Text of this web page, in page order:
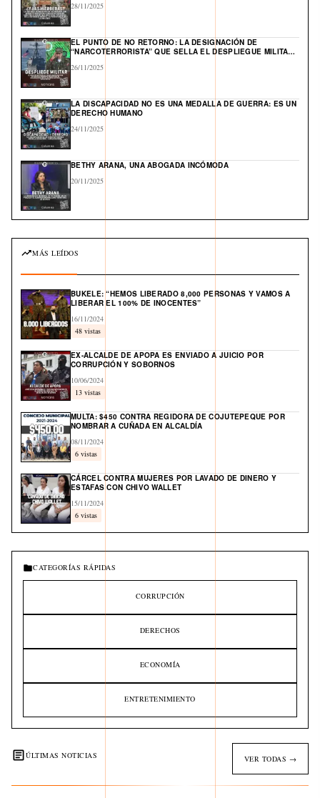
28/11/2025
EL PUNTO DE NO RETORNO: LA DESIGNACIÓN DE
“NARCOTERRORISTA” QUE SELLA EL DESPLIEGUE MILITAR
26/11/2025
LA DISCAPACIDAD NO ES UNA MEDALLA DE GUERRA: ES UN
DERECHO HUMANO
24/11/2025
BETHY ARANA, UNA ABOGADA INCÓMODA
20/11/2025
MÁS LEÍDOS
BUKELE: “HEMOS LIBERADO 8,000 PERSONAS Y VAMOS A
LIBERAR EL 100% DE INOCENTES”
16/11/2024
48 vistas
EX-ALCALDE DE APOPA ES ENVIADO A JUICIO POR
CORRUPCIÓN Y SOBORNOS
10/06/2024
13 vistas
MULTA: $450 CONTRA REGIDORA DE COJUTEPEQUE POR
NOMBRAR A CUÑADA EN ALCALDÍA
08/11/2024
6 vistas
CÁRCEL CONTRA MUJERES POR LAVADO DE DINERO Y
ESTAFAS CON CHIVO WALLET
15/11/2024
6 vistas
CATEGORÍAS RÁPIDAS
CORRUPCIÓN
DERECHOS
ECONOMÍA
ENTRETENIMIENTO
ÚLTIMAS NOTICIAS VER TODAS →